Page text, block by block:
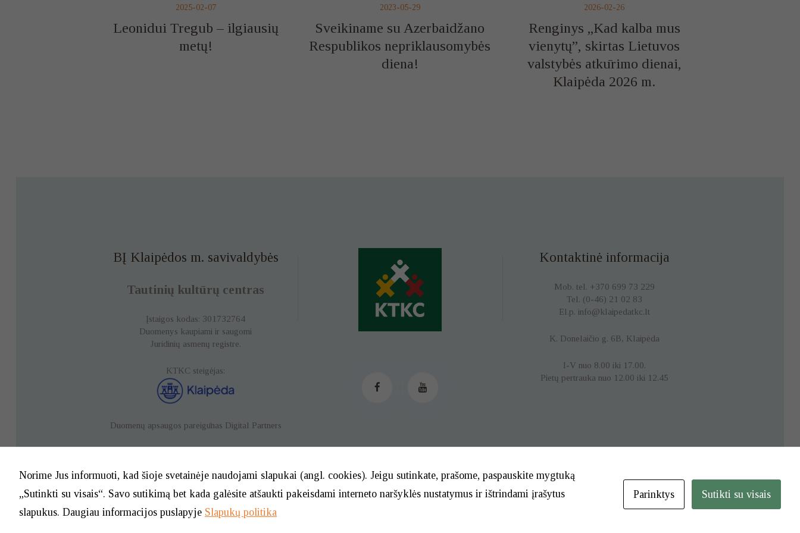
2025-02-07
Leonidui Tregub – ilgiausių
metų!
2023-05-29
Sveikiname su Azerbaidžano
Respublikos nepriklausomybės
diena!
2026-02-26
Renginys „Kad kalba mus
vienytų”, skirtas Lietuvos
valstybės atkūrimo dienai,
Klaipėda 2026 m.
BĮ Klaipėdos m. savivaldybės
Tautinių kultūrų centras
Įstaigos kodas: 301732764
Duomenys kaupiami ir saugomi
Juridinių asmenų registre.
KTKC steigėjas:
Duomenų apsaugos pareigūnas Digital Partners
Kontaktinė informacija
Mob. tel. +370 699 73 229
Tel. (0-46) 21 02 83
El.p. info@klaipedatkc.lt
K. Donelaičio g. 6B, Klaipėda
I-V nuo 8.00 iki 17.00.
Pietų pertrauka nuo 12.00 iki 12.45
© 2026. BĮ Klaipėdos m. savivaldybės Tautinių kultūrų centras
Norime Jus informuoti, kad šioje svetainėje naudojami slapukai (angl. cookies). Jeigu sutinkate, prašome, paspauskite mygtuką
„Sutinkti su visais“. Savo sutikimą bet kada galėsite atšaukti pakeisdami interneto naršyklės nustatymus ir ištrindami įrašytus
slapukus. Daugiau informacijos puslapyje Slapukų politika
Parinktys Sutikti su visais